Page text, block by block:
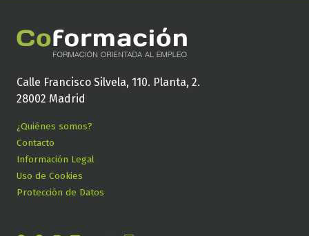
Calle Francisco Silvela, 110. Planta, 2.
28002 Madrid
¿Quiénes somos?
Contacto
Información Legal
Uso de Cookies
Protección de Datos